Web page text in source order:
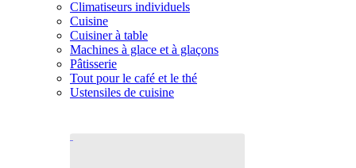
Climatiseurs individuels
Cuisine
Cuisiner à table
Machines à glace et à glaçons
Pâtisserie
Tout pour le café et le thé
Ustensiles de cuisine